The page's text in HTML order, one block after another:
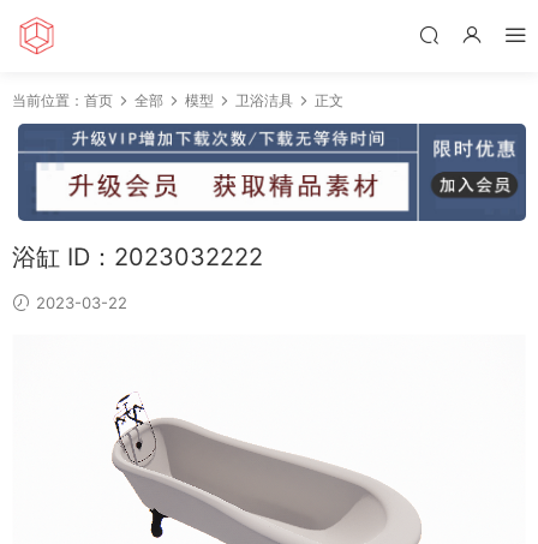
当前位置： 首页 全部 模型 卫浴洁具 正文
浴缸 ID：2023032222
2023-03-22